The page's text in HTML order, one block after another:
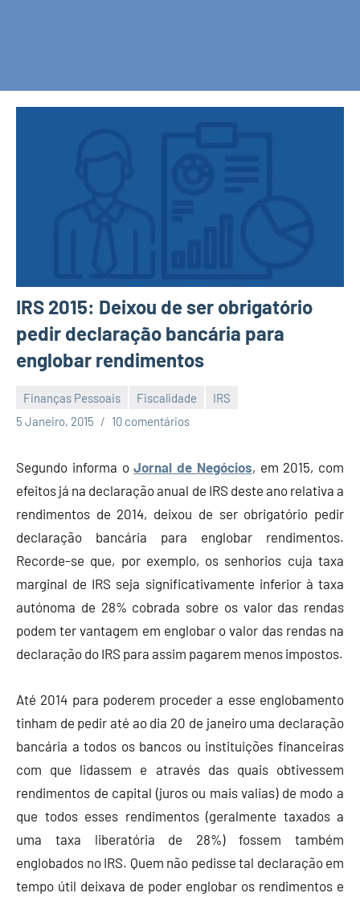
IRS 2015: Deixou de ser obrigatório
pedir declaração bancária para
englobar rendimentos
Finanças Pessoais Fiscalidade
IRS
5 Janeiro, 2015
Economia
Finanças
10 comentários
Segundo informa oJornal de Negócios, em 2015, com
efeitos já na declaração anual de IRS deste ano relativa a
rendimentos de 2014, deixou de ser obrigatório pedir
declaração bancária para englobar rendimentos.
Recorde-se que, por exemplo, os senhorios cuja taxa
marginal de IRS seja significativamente inferior à taxa
autónoma de 28% cobrada sobre os valor das rendas
podem ter vantagem em englobar o valor das rendas na
declaração do IRS para assim pagarem menos impostos.
Até 2014 para poderem proceder a esse englobamento
tinham de pedir até ao dia 20 de janeiro uma declaração
bancária a todos os bancos ou instituições financeiras
com que lidassem e através das quais obtivessem
rendimentos de capital (juros ou mais valias) de modo a
que todos esses rendimentos (geralmente taxados a
uma taxa liberatória de 28%) fossem também
englobados no IRS. Quem não pedisse tal declaração em
tempo útil deixava de poder englobar os rendimentos e